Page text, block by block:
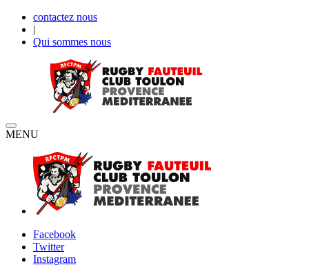
contactez nous
|
Qui sommes nous
MENU
Facebook
Twitter
Instagram